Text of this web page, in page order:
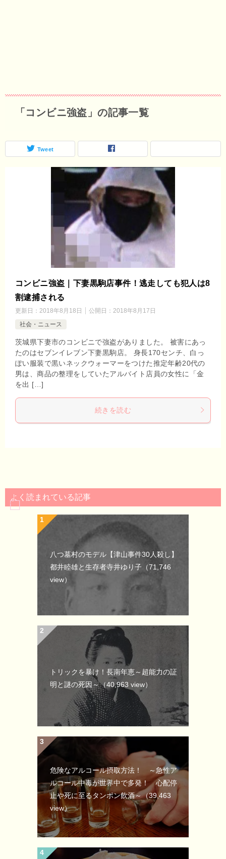
「コンビニ強盗」の記事一覧
Tweet
コンビニ強盗｜下妻黒駒店事件！逃走しても犯人は8
割逮捕される
更新日： 2018年8月18日 公開日： 2018年8月17日
社会・ニュース
茨城県下妻市のコンビニで強盗がありました。 被害にあっ
たのはセブンイレブン下妻黒駒店。 身長170センチ、白っ
ぽい服装で黒いネックウォーマーをつけた推定年齢20代の
男は、商品の整理をしていたアルバイト店員の女性に「金
を出 […]
続きを読む
よく読まれている記事
八つ墓村のモデル【津山事件30人殺し】
都井睦雄と生存者寺井ゆり子 （71,746
view）
トリックを暴け！長南年恵～超能力の証
明と謎の死因～（40,963 view）
危険なアルコール摂取方法！ ～急性ア
ルコール中毒が世界中で多発！ 心配停
止や死に至るタンポン飲酒～（39,463
view）